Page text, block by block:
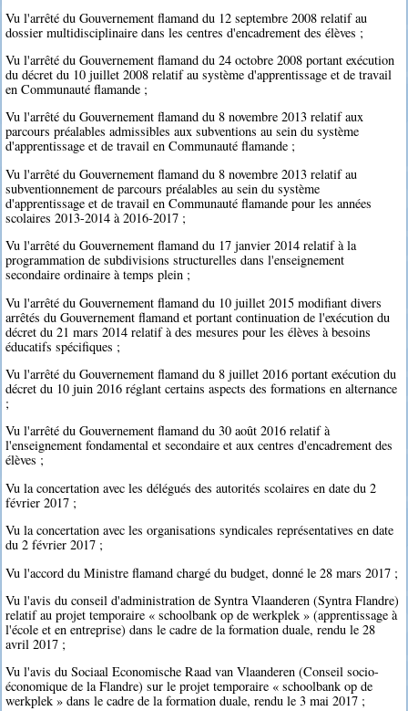
Vu l'arrêté du Gouvernement flamand du 12 septembre 2008 relatif au
dossier multidisciplinaire dans les centres d'encadrement des élèves ;
Vu l'arrêté du Gouvernement flamand du 24 octobre 2008 portant exécution
du décret du 10 juillet 2008 relatif au système d'apprentissage et de travail
en Communauté flamande ;
Vu l'arrêté du Gouvernement flamand du 8 novembre 2013 relatif aux
parcours préalables admissibles aux subventions au sein du système
d'apprentissage et de travail en Communauté flamande ;
Vu l'arrêté du Gouvernement flamand du 8 novembre 2013 relatif au
subventionnement de parcours préalables au sein du système
d'apprentissage et de travail en Communauté flamande pour les années
scolaires 2013-2014 à 2016-2017 ;
Vu l'arrêté du Gouvernement flamand du 17 janvier 2014 relatif à la
programmation de subdivisions structurelles dans l'enseignement
secondaire ordinaire à temps plein ;
Vu l'arrêté du Gouvernement flamand du 10 juillet 2015 modifiant divers
arrêtés du Gouvernement flamand et portant continuation de l'exécution du
décret du 21 mars 2014 relatif à des mesures pour les élèves à besoins
éducatifs spécifiques ;
Vu l'arrêté du Gouvernement flamand du 8 juillet 2016 portant exécution du
décret du 10 juin 2016 réglant certains aspects des formations en alternance
;
Vu l'arrêté du Gouvernement flamand du 30 août 2016 relatif à
l'enseignement fondamental et secondaire et aux centres d'encadrement des
élèves ;
Vu la concertation avec les délégués des autorités scolaires en date du 2
février 2017 ;
Vu la concertation avec les organisations syndicales représentatives en date
du 2 février 2017 ;
Vu l'accord du Ministre flamand chargé du budget, donné le 28 mars 2017 ;
Vu l'avis du conseil d'administration de Syntra Vlaanderen (Syntra Flandre)
relatif au projet temporaire « schoolbank op de werkplek » (apprentissage à
l'école et en entreprise) dans le cadre de la formation duale, rendu le 28
avril 2017 ;
Vu l'avis du Sociaal Economische Raad van Vlaanderen (Conseil socio-
économique de la Flandre) sur le projet temporaire « schoolbank op de
werkplek » dans le cadre de la formation duale, rendu le 3 mai 2017 ;